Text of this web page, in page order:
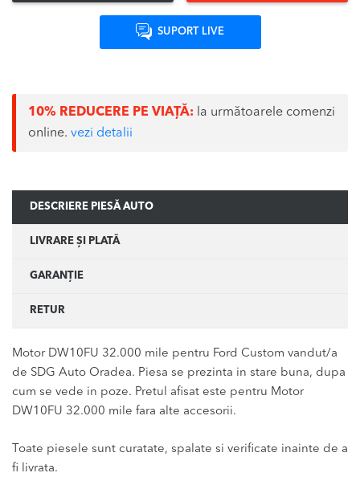
SUPORT LIVE
10% REDUCERE PE VIAȚĂ: la următoarele comenzi
online. vezi detalii
DESCRIERE PIESĂ AUTO
LIVRARE ȘI PLATĂ
GARANȚIE
RETUR
Motor DW10FU 32.000 mile pentru Ford Custom vandut/a
de SDG Auto Oradea. Piesa se prezinta in stare buna, dupa
cum se vede in poze. Pretul afisat este pentru Motor
DW10FU 32.000 mile fara alte accesorii.
Toate piesele sunt curatate, spalate si verificate inainte de a
fi livrata.